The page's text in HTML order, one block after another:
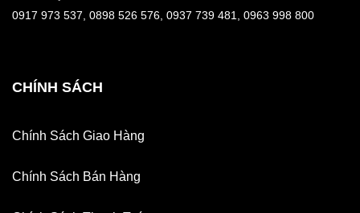
0917 973 537, 0898 526 576, 0937 739 481, 0963 998 800
CHÍNH SÁCH
Chính Sách Giao Hàng
Chính Sách Bán Hàng